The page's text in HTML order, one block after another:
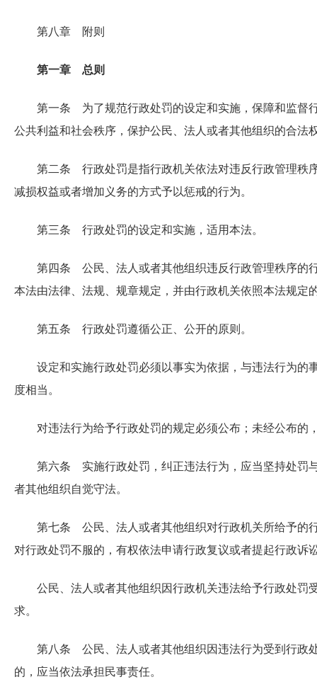
第八章 附则
第一章 总则
第一条 为了规范行政处罚的设定和实施，保障和监督
公共利益和社会秩序，保护公民、法人或者其他组织的合法
第二条 行政处罚是指行政机关依法对违反行政管理秩
减损权益或者增加义务的方式予以惩戒的行为。
第三条 行政处罚的设定和实施，适用本法。
第四条 公民、法人或者其他组织违反行政管理秩序的
本法由法律、法规、规章规定，并由行政机关依照本法规定
第五条 行政处罚遵循公正、公开的原则。
设定和实施行政处罚必须以事实为依据，与违法行为的
度相当。
对违法行为给予行政处罚的规定必须公布；未经公布的
第六条 实施行政处罚，纠正违法行为，应当坚持处罚
者其他组织自觉守法。
第七条 公民、法人或者其他组织对行政机关所给予的
对行政处罚不服的，有权依法申请行政复议或者提起行政诉
公民、法人或者其他组织因行政机关违法给予行政处罚
求。
第八条 公民、法人或者其他组织因违法行为受到行政
的，应当依法承担民事责任。